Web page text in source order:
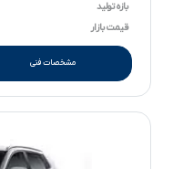
بازه تولید
قیمت بازار
مشخصات فنی